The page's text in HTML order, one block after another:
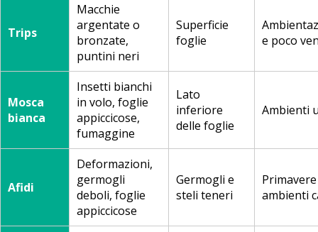
Trips
Macchie
argentate o
bronzate,
puntini neri
Superficie
foglie
e poco
Mosca
bianca
Insetti bianchi
in volo, foglie
appiccicose,
fumaggine
Lato
inferiore
delle foglie
Ambienti
Afidi
Deformazioni,
germogli
deboli, foglie
appiccicose
Germogli e
steli teneri
ambienti